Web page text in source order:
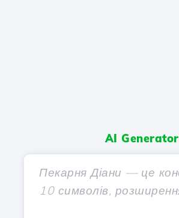
AI Generator